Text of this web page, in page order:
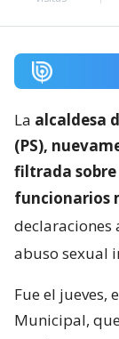
La alcaldesa
(PS),
filtrada sobre
funcionarios
declaraciones
abuso sexual
Fue el jueves,
Municipal,